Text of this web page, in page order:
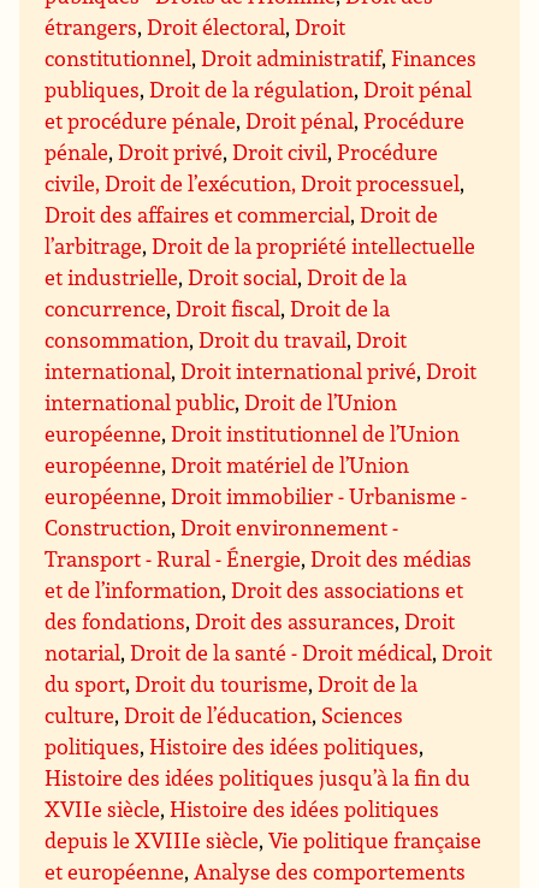
étrangers,Droit électoral,Droit
constitutionnel,Droit administratif,Finances
publiques,Droit de la régulation,Droit pénal
et procédure pénale,Droit pénal,Procédure
pénale,Droit privé,Droit civil,Procédure
civile, Droit de l’exécution, Droit processuel,
Droit des affaires et commercial,Droit de
l’arbitrage,Droit de la propriété intellectuelle
et industrielle,Droit social,Droit de la
concurrence,Droit fiscal,Droit de la
consommation,Droit du travail,Droit
international,Droit international privé,Droit
international public,Droit de l’Union
européenne,Droit institutionnel de l’Union
européenne,Droit matériel de l’Union
européenne,Droit immobilier - Urbanisme -
Construction,Droit environnement -
Transport - Rural - Énergie,Droit des médias
et de l’information,Droit des associations et
des fondations,Droit des assurances,Droit
notarial,Droit de la santé - Droit médical,Droit
du sport,Droit du tourisme,Droit de la
culture,Droit de l’éducation, Sciences
politiques,Histoire des idées politiques,
Histoire des idées politiques jusqu’à la fin du
XVIIe siècle,Histoire des idées politiques
depuis le XVIIIe siècle,Vie politique française
et européenne, Analyse des comportements